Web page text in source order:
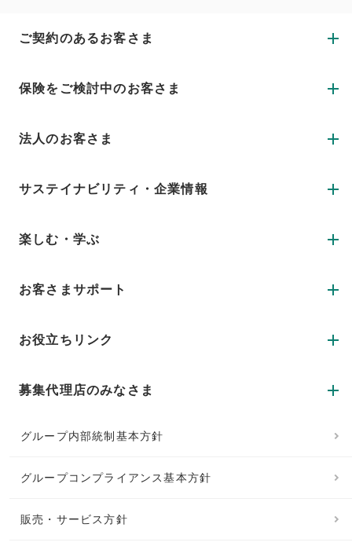
ご契約のあるお客さま
保険をご検討中のお客さま
法人のお客さま
サステイナビリティ・企業情報
楽しむ・学ぶ
お客さまサポート
お役立ちリンク
募集代理店のみなさま
グループ内部統制基本方針
グループコンプライアンス基本方針
販売・サービス方針